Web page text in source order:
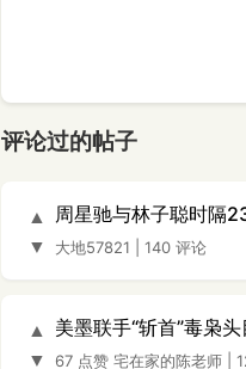
评论过的帖子
▲
▼
周星驰与林子聪时隔
大地57821 140 评论
▲
▼
美墨联手“斩首”毒枭
67 点赞 宅在家的陈老师